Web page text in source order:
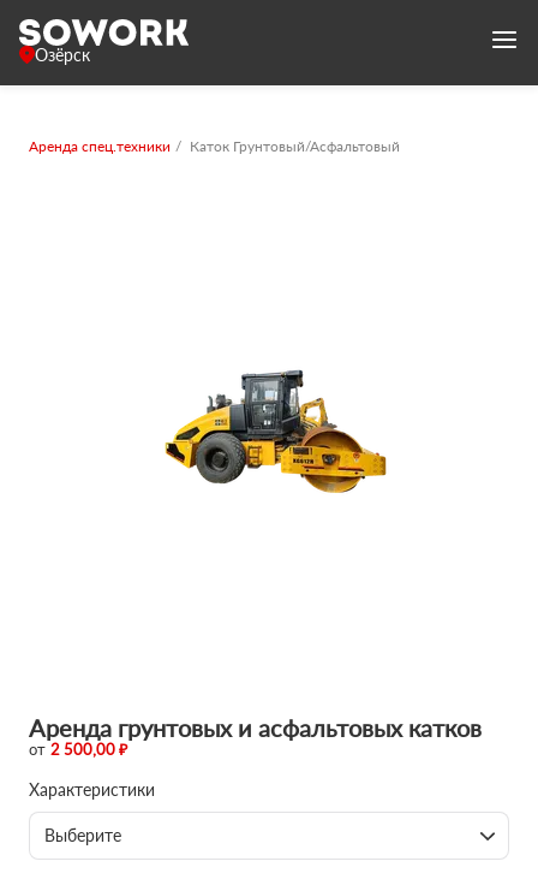
Озёрск
Аренда спец.техники Каток Грунтовый/Асфальтовый
Аренда грунтовых и асфальтовых катков
от 2 500,00 ₽
Характеристики
Выберите